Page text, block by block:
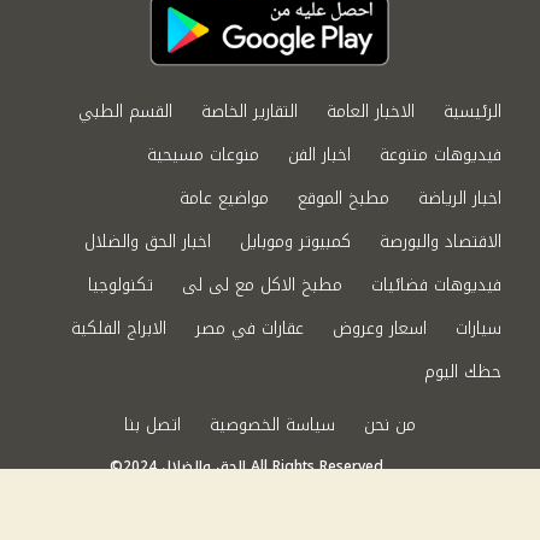
الرئيسية الاخبار العامة التقارير الخاصة
القسم الطبي
فيديوهات متنوعة
اخبار الفن
منوعات مسيحية
اخبار الرياضة
مطبخ الموقع
مواضيع عامة
الاقتصاد والبورصة
كمبيوتر وموبايل
اخبار الحق والضلال
فيديوهات فضائيات
مطبخ الاكل مع لى لى
تكنولوجيا
سيارات
اسعار وعروض عقارات في مصر
الابراج الفلكية
حظك اليوم
من نحن
سياسة الخصوصية اتصل بنا
©2024 الحق والضلال All Rights Reserved.